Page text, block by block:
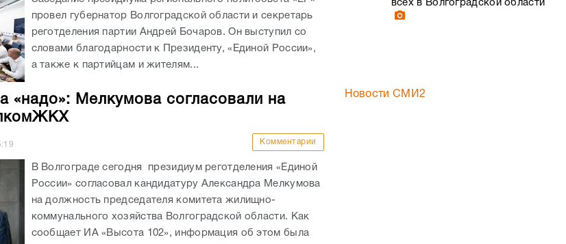
«надо»: Мелкумова согласовали на
Комментарии
России» согласовал кандидатуру Александра Мелкумова
на должность председателя комитета жилищно-
сообщает ИА «Высота 102», информация об этом была
опубликована на...
Верховного суда РФ
в Волгограде
Комментарии
Новости СМИ2